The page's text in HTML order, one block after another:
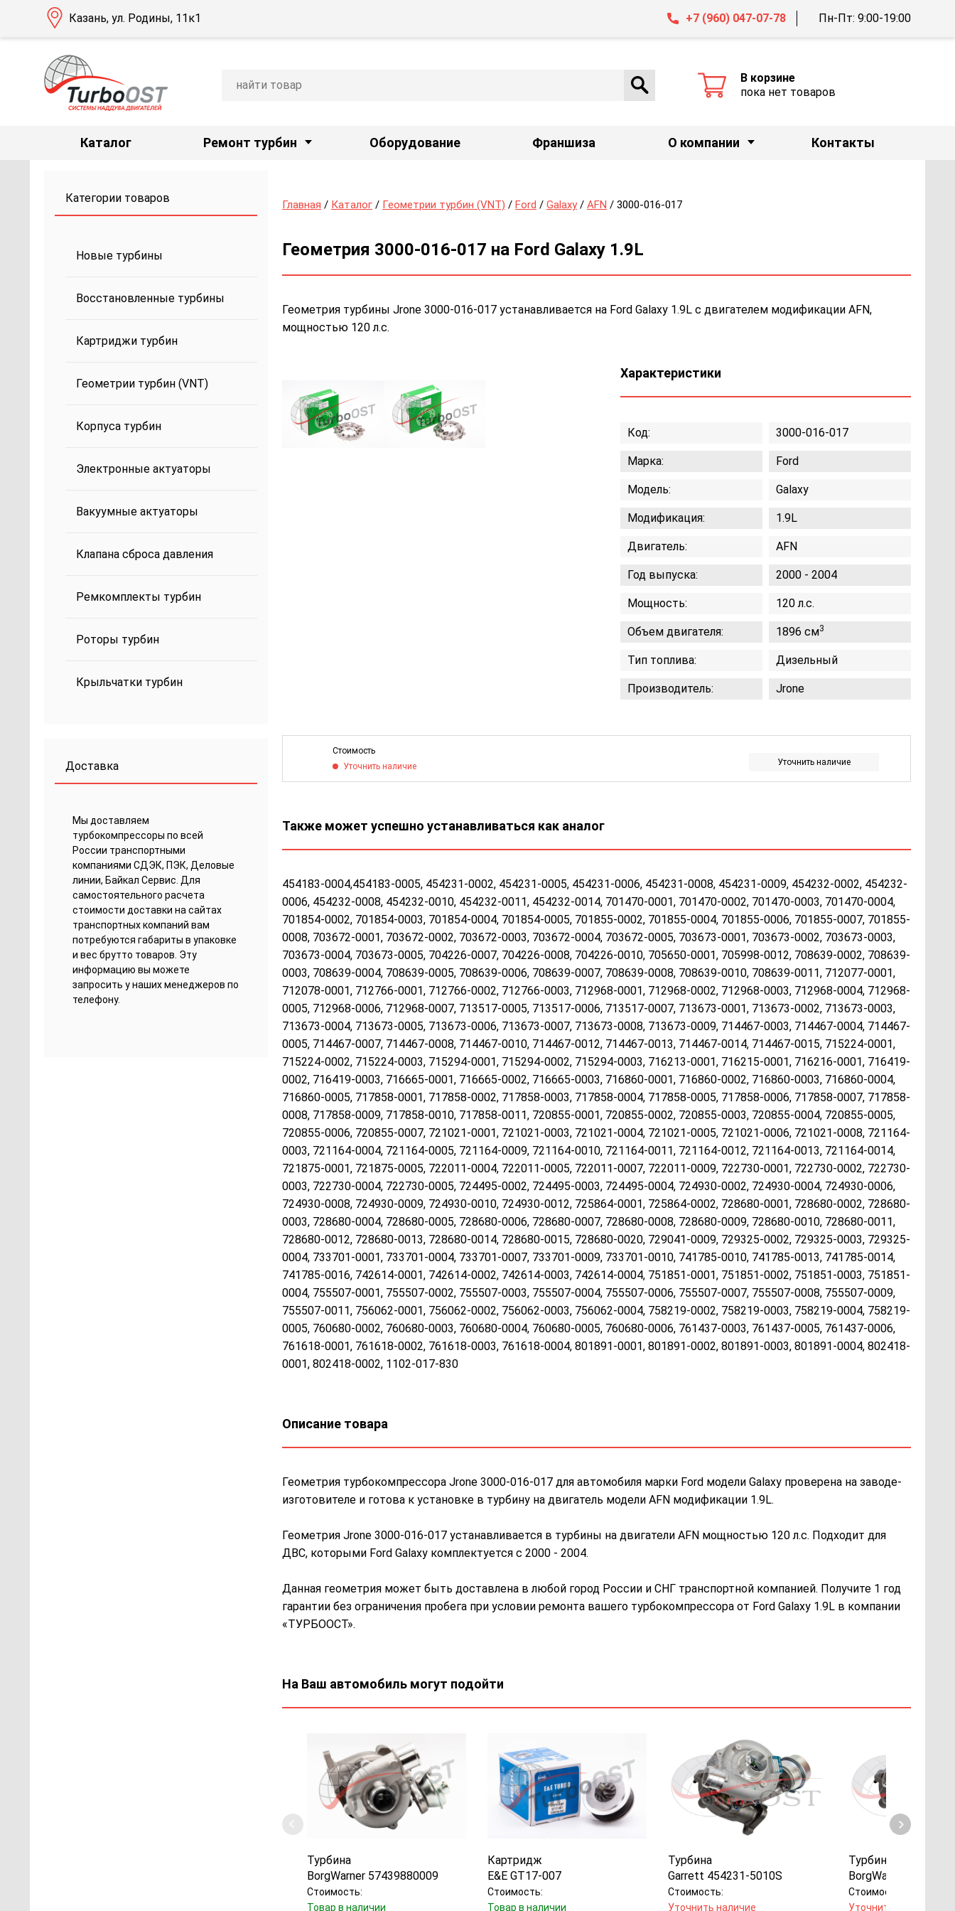
Каталог Ремонт турбин Оборудование Франшиза О компании Контакты
Казань, ул. Родины, 11к1 +7 (960) 047-07-78 Пн-Пт: 9:00-19:00
В корзине
пока нет товаров
Категории товаров
Новые турбины
Восстановленные турбины
Картриджи турбин
Геометрии турбин (VNT)
Корпуса турбин
Электронные актуаторы
Вакуумные актуаторы
Клапана сброса давления
Ремкомплекты турбин
Роторы турбин
Крыльчатки турбин
Доставка
Мы доставляем
турбокомпрессоры по всей
России транспортными
компаниями СДЭК, ПЭК, Деловые
линии, Байкал Сервис. Для
самостоятельного расчета
стоимости доставки на сайтах
транспортных компаний вам
потребуются габариты в упаковке
и вес брутто товаров. Эту
информацию вы можете
запросить у наших менеджеров по
телефону.
Главная / Каталог / Геометрии турбин (VNT) / Ford / Galaxy / AFN / 3000-016-017
Геометрия 3000-016-017 на Ford Galaxy 1.9L
Геометрия турбины Jrone 3000-016-017 устанавливается на Ford Galaxy 1.9L с двигателем модификации AFN,
мощностью 120 л.с.
Характеристики
Код: 3000-016-017
Марка: Ford
Модель: Galaxy
Модификация: 1.9L
Двигатель: AFN
Год выпуска: 2000 - 2004
Мощность: 120 л.с.
Объем двигателя: 1896 см3
Тип топлива: Дизельный
Производитель: Jrone
Стоимость
Уточнить наличие
Уточнить наличие
Также может успешно устанавливаться как аналог
454183-0004,454183-0005, 454231-0002, 454231-0005, 454231-0006, 454231-0008, 454231-0009, 454232-0002, 454232-
0006, 454232-0008, 454232-0010, 454232-0011, 454232-0014, 701470-0001, 701470-0002, 701470-0003, 701470-0004,
701854-0002, 701854-0003, 701854-0004, 701854-0005, 701855-0002, 701855-0004, 701855-0006, 701855-0007, 701855-
0008, 703672-0001, 703672-0002, 703672-0003, 703672-0004, 703672-0005, 703673-0001, 703673-0002, 703673-0003,
703673-0004, 703673-0005, 704226-0007, 704226-0008, 704226-0010, 705650-0001, 705998-0012, 708639-0002, 708639-
0003, 708639-0004, 708639-0005, 708639-0006, 708639-0007, 708639-0008, 708639-0010, 708639-0011, 712077-0001,
712078-0001, 712766-0001, 712766-0002, 712766-0003, 712968-0001, 712968-0002, 712968-0003, 712968-0004, 712968-
0005, 712968-0006, 712968-0007, 713517-0005, 713517-0006, 713517-0007, 713673-0001, 713673-0002, 713673-0003,
713673-0004, 713673-0005, 713673-0006, 713673-0007, 713673-0008, 713673-0009, 714467-0003, 714467-0004, 714467-
0005, 714467-0007, 714467-0008, 714467-0010, 714467-0012, 714467-0013, 714467-0014, 714467-0015, 715224-0001,
715224-0002, 715224-0003, 715294-0001, 715294-0002, 715294-0003, 716213-0001, 716215-0001, 716216-0001, 716419-
0002, 716419-0003, 716665-0001, 716665-0002, 716665-0003, 716860-0001, 716860-0002, 716860-0003, 716860-0004,
716860-0005, 717858-0001, 717858-0002, 717858-0003, 717858-0004, 717858-0005, 717858-0006, 717858-0007, 717858-
0008, 717858-0009, 717858-0010, 717858-0011, 720855-0001, 720855-0002, 720855-0003, 720855-0004, 720855-0005,
720855-0006, 720855-0007, 721021-0001, 721021-0003, 721021-0004, 721021-0005, 721021-0006, 721021-0008, 721164-
0003, 721164-0004, 721164-0005, 721164-0009, 721164-0010, 721164-0011, 721164-0012, 721164-0013, 721164-0014,
721875-0001, 721875-0005, 722011-0004, 722011-0005, 722011-0007, 722011-0009, 722730-0001, 722730-0002, 722730-
0003, 722730-0004, 722730-0005, 724495-0002, 724495-0003, 724495-0004, 724930-0002, 724930-0004, 724930-0006,
724930-0008, 724930-0009, 724930-0010, 724930-0012, 725864-0001, 725864-0002, 728680-0001, 728680-0002, 728680-
0003, 728680-0004, 728680-0005, 728680-0006, 728680-0007, 728680-0008, 728680-0009, 728680-0010, 728680-0011,
728680-0012, 728680-0013, 728680-0014, 728680-0015, 728680-0020, 729041-0009, 729325-0002, 729325-0003, 729325-
0004, 733701-0001, 733701-0004, 733701-0007, 733701-0009, 733701-0010, 741785-0010, 741785-0013, 741785-0014,
741785-0016, 742614-0001, 742614-0002, 742614-0003, 742614-0004, 751851-0001, 751851-0002, 751851-0003, 751851-
0004, 755507-0001, 755507-0002, 755507-0003, 755507-0004, 755507-0006, 755507-0007, 755507-0008, 755507-0009,
755507-0011, 756062-0001, 756062-0002, 756062-0003, 756062-0004, 758219-0002, 758219-0003, 758219-0004, 758219-
0005, 760680-0002, 760680-0003, 760680-0004, 760680-0005, 760680-0006, 761437-0003, 761437-0005, 761437-0006,
761618-0001, 761618-0002, 761618-0003, 761618-0004, 801891-0001, 801891-0002, 801891-0003, 801891-0004, 802418-
0001, 802418-0002, 1102-017-830
Описание товара
Геометрия турбокомпрессора Jrone 3000-016-017 для автомобиля марки Ford модели Galaxy проверена на заводе-
изготовителе и готова к установке в турбину на двигатель модели AFN модификации 1.9L.
Геометрия Jrone 3000-016-017 устанавливается в турбины на двигатели AFN мощностью 120 л.с. Подходит для
ДВС, которыми Ford Galaxy комплектуется с 2000 - 2004.
Данная геометрия может быть доставлена в любой город России и СНГ транспортной компанией. Получите 1 год
гарантии без ограничения пробега при условии ремонта вашего турбокомпрессора от Ford Galaxy 1.9L в компании
«ТУРБООСТ».
На Ваш автомобиль могут подойти
Турбина
BorgWarner 57439880009
Стоимость:
Товар в наличии
Картридж
E&E GT17-007
Стоимость:
Товар в наличии
Турбина
Garrett 454231-5010S
Стоимость:
Уточнить наличие
Турбина
BorgWarner
Стоимость:
Уточнить наличие